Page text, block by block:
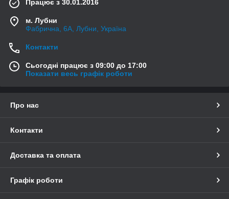
Працює з 30.01.2016
м. Лубни
Фабрична, 6А, Лубни, Україна
Контакти
Сьогодні працює з 09:00 до 17:00
Показати весь графік роботи
Про нас
Контакти
Доставка та оплата
Графік роботи